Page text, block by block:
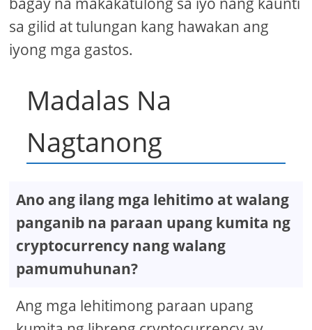
sa gilid at tulungan kang hawakan ang
iyong mga gastos.
Madalas Na
Nagtanong
Ano ang ilang mga lehitimo at walang
panganib na paraan upang kumita ng
cryptocurrency nang walang
pamumuhunan?
Ang mga lehitimong paraan upang